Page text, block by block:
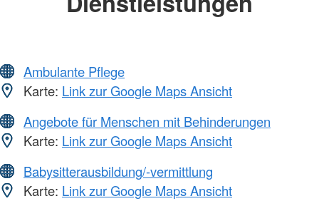
Ambulante Pflege
Karte: Link zur Google Maps Ansicht
Angebote für Menschen mit Behinderungen
Karte: Link zur Google Maps Ansicht
Babysitterausbildung/-vermittlung
Karte: Link zur Google Maps Ansicht